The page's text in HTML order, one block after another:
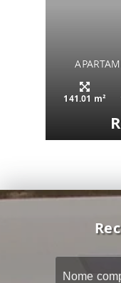
141.01 m²